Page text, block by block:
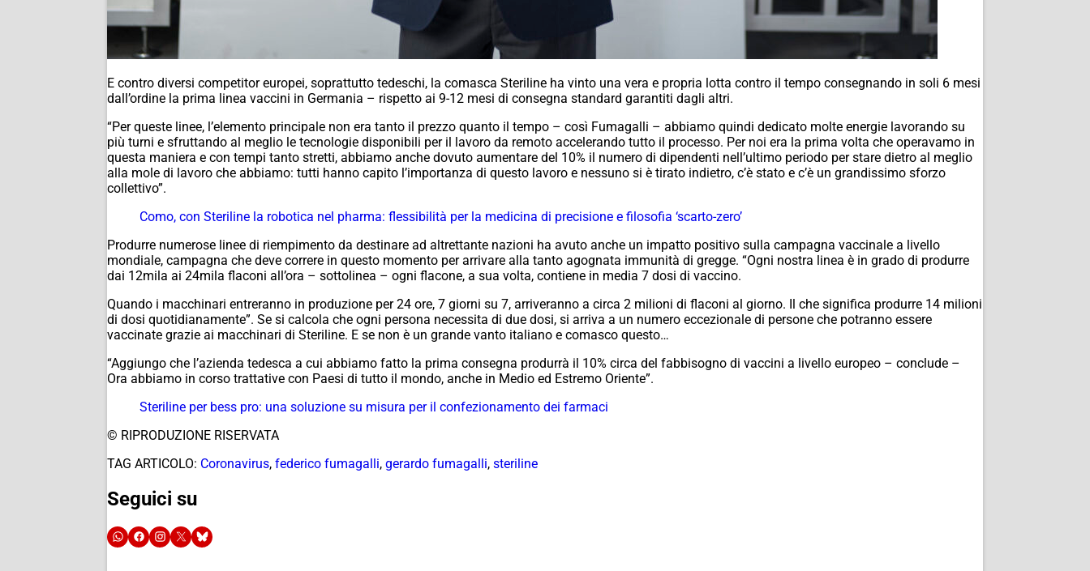
E contro diversi competitor europei, soprattutto tedeschi, la comasca Steriline ha vinto una vera e propria lotta contro il tempo consegnando in soli 6 mesi
dall’ordine la prima linea vaccini in Germania – rispetto ai 9-12 mesi di consegna standard garantiti dagli altri.
“Per queste linee, l’elemento principale non era tanto il prezzo quanto il tempo – così Fumagalli – abbiamo quindi dedicato molte energie lavorando su
più turni e sfruttando al meglio le tecnologie disponibili per il lavoro da remoto accelerando tutto il processo. Per noi era la prima volta che operavamo in
questa maniera e con tempi tanto stretti, abbiamo anche dovuto aumentare del 10% il numero di dipendenti nell’ultimo periodo per stare dietro al meglio
alla mole di lavoro che abbiamo: tutti hanno capito l’importanza di questo lavoro e nessuno si è tirato indietro, c’è stato e c’è un grandissimo sforzo
collettivo”.
Como, con Steriline la robotica nel pharma: flessibilità per la medicina di precisione e filosofia ‘scarto-zero’
Produrre numerose linee di riempimento da destinare ad altrettante nazioni ha avuto anche un impatto positivo sulla campagna vaccinale a livello
mondiale, campagna che deve correre in questo momento per arrivare alla tanto agognata immunità di gregge. “Ogni nostra linea è in grado di produrre
dai 12mila ai 24mila flaconi all’ora – sottolinea – ogni flacone, a sua volta, contiene in media 7 dosi di vaccino.
Quando i macchinari entreranno in produzione per 24 ore, 7 giorni su 7, arriveranno a circa 2 milioni di flaconi al giorno. Il che significa produrre 14 milioni
di dosi quotidianamente”. Se si calcola che ogni persona necessita di due dosi, si arriva a un numero eccezionale di persone che potranno essere
vaccinate grazie ai macchinari di Steriline. E se non è un grande vanto italiano e comasco questo…
“Aggiungo che l’azienda tedesca a cui abbiamo fatto la prima consegna produrrà il 10% circa del fabbisogno di vaccini a livello europeo – conclude –
Ora abbiamo in corso trattative con Paesi di tutto il mondo, anche in Medio ed Estremo Oriente”.
Steriline per bess pro: una soluzione su misura per il confezionamento dei farmaci
© RIPRODUZIONE RISERVATA
TAG ARTICOLO: Coronavirus, federico fumagalli, gerardo fumagalli, steriline
Seguici su